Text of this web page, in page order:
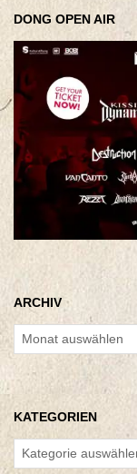
DONG OPEN AIR
ARCHIV
Archiv
KATEGORIEN
Kategorien